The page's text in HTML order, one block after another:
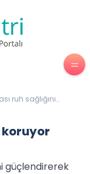
ruh sağlığını
koruyor
güçlendirerek